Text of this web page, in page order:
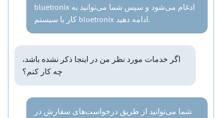
bluetronix ادغام می‌شود و سپس شما می‌توانید به
کار با سیستم bluetronix ادامه دهید.
اگر خدمات مورد نظر من در اینجا ذکر نشده باشد،
چه کار کنم؟
شما می‌توانید از طریق درخواست‌های سفارش در